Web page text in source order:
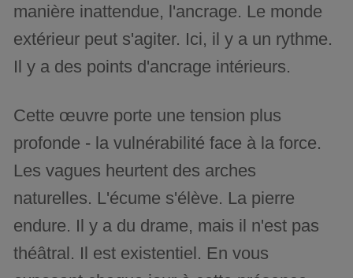
manière inattendue, l'ancrage. Le monde
extérieur peut s'agiter. Ici, il y a un rythme.
Il y a des points d'ancrage intérieurs.
Cette œuvre porte une tension plus
profonde - la vulnérabilité face à la force.
Les vagues heurtent des arches
naturelles. L'écume s'élève. La pierre
endure. Il y a du drame, mais il n'est pas
théâtral. Il est existentiel. En vous